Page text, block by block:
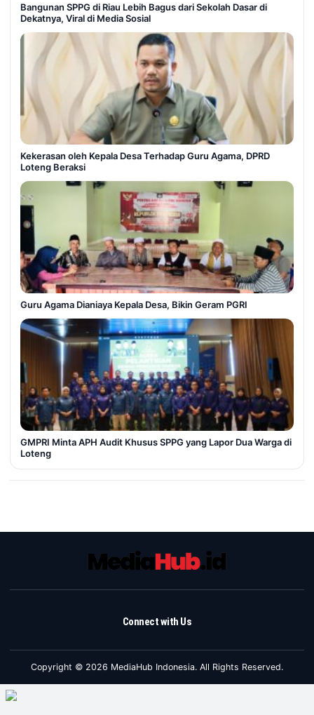
Bangunan SPPG di Riau Lebih Bagus dari Sekolah Dasar di
Dekatnya, Viral di Media Sosial
Kekerasan oleh Kepala Desa Terhadap Guru Agama, DPRD
Loteng Beraksi
Guru Agama Dianiaya Kepala Desa, Bikin Geram PGRI
GMPRI Minta APH Audit Khusus SPPG yang Lapor Dua Warga di
Loteng
Connect with Us
Copyright © 2026 MediaHub Indonesia. All Rights Reserved.